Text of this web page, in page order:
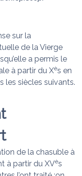
sur la
de la Vierge
a permis le
à partir du Xès en
les siècles suivants.
de la chasuble à
à partir du XVès